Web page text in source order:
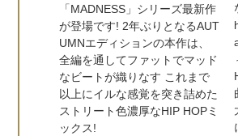
「MADNESS」シリーズ最新作
が登場です! 2年ぶりとなるAUT
UMNエディションの本作は、
全編を通してファットでマッド
なビートが織りなす これまで
以上にイルな感覚を突き詰めた
ストリート色濃厚なHIP HOPミ
ックス!